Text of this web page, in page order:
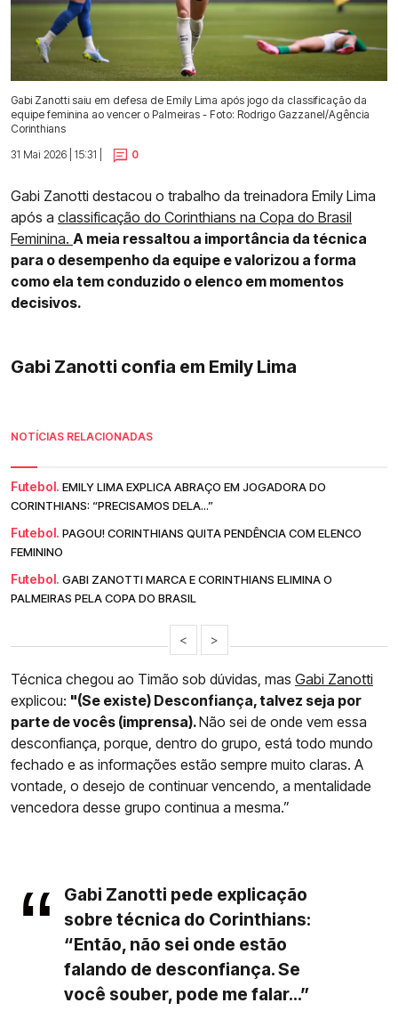
Gabi Zanotti saiu em defesa de Emily Lima após jogo da classificação da
equipe feminina ao vencer o Palmeiras - Foto: Rodrigo Gazzanel/Agência
Corinthians
31 Mai 2026 | 15:31 |
0
Gabi Zanotti destacou o trabalho da treinadora Emily Lima
após a classificação do Corinthians na Copa do Brasil
Feminina. A meia ressaltou a importância da técnica
para o desempenho da equipe e valorizou a forma
como ela tem conduzido o elenco em momentos
decisivos.
Gabi Zanotti confia em Emily Lima
NOTÍCIAS RELACIONADAS
Futebol. EMILY LIMA EXPLICA ABRAÇO EM JOGADORA DO
CORINTHIANS: “PRECISAMOS DELA...”
Futebol. PAGOU! CORINTHIANS QUITA PENDÊNCIA COM ELENCO
FEMININO
Futebol. GABI ZANOTTI MARCA E CORINTHIANS ELIMINA O
PALMEIRAS PELA COPA DO BRASIL
< >
Técnica chegou ao Timão sob dúvidas, mas Gabi Zanotti
explicou: "(Se existe) Desconfiança, talvez seja por
parte de vocês (imprensa).Não sei de onde vem essa
desconfiança, porque, dentro do grupo, está todo mundo
fechado e as informações estão sempre muito claras. A
vontade, o desejo de continuar vencendo, a mentalidade
vencedora desse grupo continua a mesma.”
Gabi Zanotti pede explicação
sobre técnica do Corinthians:
“Então, não sei onde estão
falando de desconfiança. Se
você souber, pode me falar...”